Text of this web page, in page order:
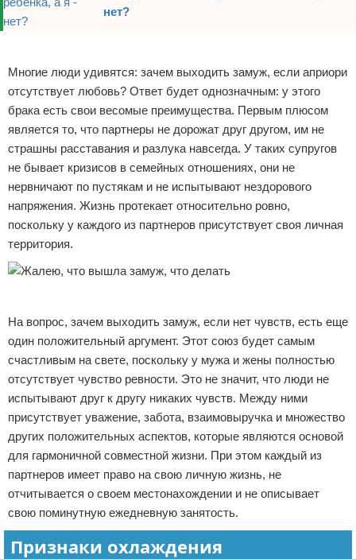
нет?
Многие люди удивятся: зачем выходить замуж, если априори
отсутствует любовь? Ответ будет однозначным: у этого
брака есть свои весомые преимущества. Первым плюсом
является то, что партнеры не дорожат друг другом, им не
страшны расставания и разлука навсегда. У таких супругов
не бывает кризисов в семейных отношениях, они не
нервничают по пустякам и не испытывают нездорового
напряжения. Жизнь протекает относительно ровно,
поскольку у каждого из партнеров присутствует своя личная
территория.
На вопрос, зачем выходить замуж, если нет чувств, есть еще
один положительный аргумент. Этот союз будет самым
счастливым на свете, поскольку у мужа и жены полностью
отсутствует чувство ревности. Это не значит, что люди не
испытывают друг к другу никаких чувств. Между ними
присутствует уважение, забота, взаимовыручка и множество
других положительных аспектов, которые являются основой
для гармоничной совместной жизни. При этом каждый из
партнеров имеет право на свою личную жизнь, не
отчитывается о своем местонахождении и не описывает
свою поминутную ежедневную занятость.
Признаки охлаждения